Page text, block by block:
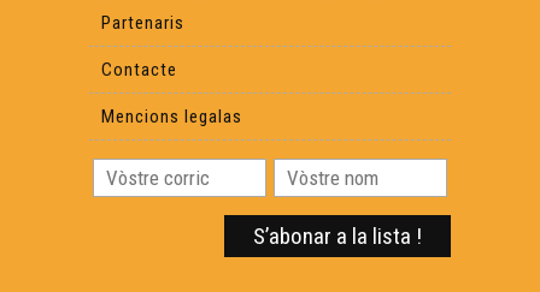
Partenaris
Contacte
Mencions legalas